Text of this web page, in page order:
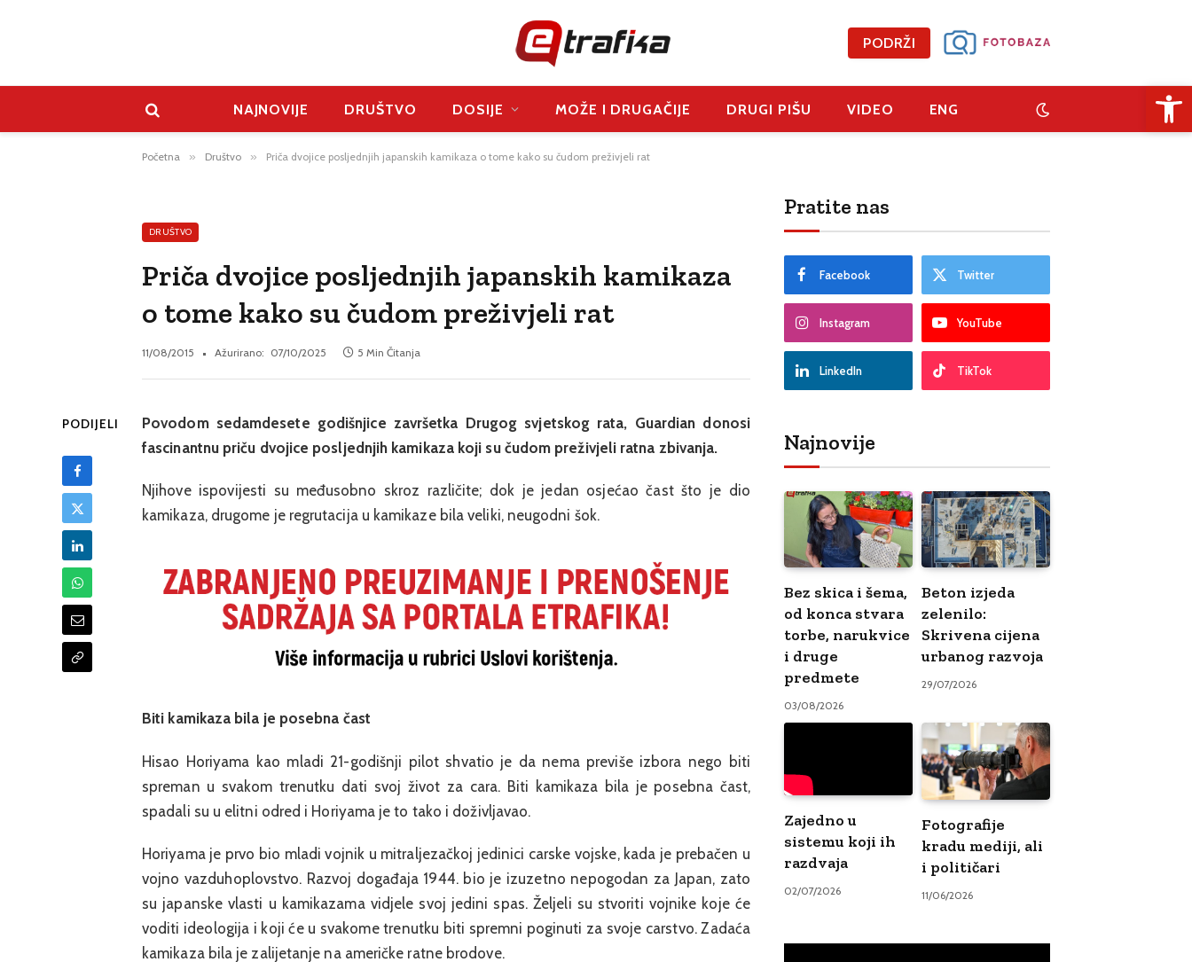
PODRŽI
NAJNOVIJE DRUŠTVO DOSIJE MOŽE I DRUGAČIJE DRUGI PIŠU VIDEO ENG
Početna » Društvo » Priča dvojice posljednjih japanskih kamikaza o tome kako su čudom preživjeli rat
DRUŠTVO
Priča dvojice posljednjih japanskih kamikaza
o tome kako su čudom preživjeli rat
11/08/2015 Ažurirano: 07/10/2025 5 Min Čitanja
PODIJELI
Povodom sedamdesete godišnjice završetka Drugog svjetskog rata, Guardian donosi
fascinantnu priču dvojice posljednjih kamikaza koji su čudom preživjeli ratna zbivanja.
Njihove ispovijesti su međusobno skroz različite; dok je jedan osjećao čast što je dio
kamikaza, drugome je regrutacija u kamikaze bila veliki, neugodni šok.
Biti kamikaza bila je posebna čast
Hisao Horiyama kao mladi 21-godišnji pilot shvatio je da nema previše izbora nego biti
spreman u svakom trenutku dati svoj život za cara. Biti kamikaza bila je posebna čast,
spadali su u elitni odred i Horiyama je to tako i doživljavao.
Horiyama je prvo bio mladi vojnik u mitraljezačkoj jedinici carske vojske, kada je prebačen u
vojno vazduhoplovstvo. Razvoj događaja 1944. bio je izuzetno nepogodan za Japan, zato
su japanske vlasti u kamikazama vidjele svoj jedini spas. Željeli su stvoriti vojnike koje će
voditi ideologija i koji će u svakome trenutku biti spremni poginuti za svoje carstvo. Zadaća
kamikaza bila je zalijetanje na američke ratne brodove.
Pratite nas
Facebook Twitter
Instagram YouTube
LinkedIn TikTok
Najnovije
Bez skica i šema,
od konca stvara
torbe, narukvice
i druge
predmete
03/08/2026
Beton izjeda
zelenilo:
Skrivena cijena
urbanog razvoja
29/07/2026
Zajedno u
sistemu koji ih
razdvaja
02/07/2026
Fotografije
kradu mediji, ali
i političari
11/06/2026